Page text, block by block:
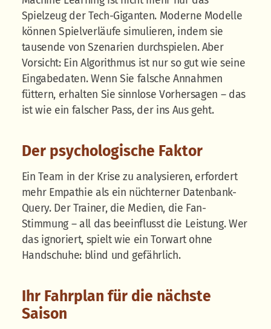
Spielzeug der Tech-Giganten. Moderne Modelle
können Spielverläufe simulieren, indem sie
tausende von Szenarien durchspielen. Aber
Vorsicht: Ein Algorithmus ist nur so gut wie seine
Eingabedaten. Wenn Sie falsche Annahmen
füttern, erhalten Sie sinnlose Vorhersagen – das
ist wie ein falscher Pass, der ins Aus geht.
Der psychologische Faktor
Ein Team in der Krise zu analysieren, erfordert
mehr Empathie als ein nüchterner Datenbank-
Query. Der Trainer, die Medien, die Fan-
Stimmung – all das beeinflusst die Leistung. Wer
das ignoriert, spielt wie ein Torwart ohne
Handschuhe: blind und gefährlich.
Ihr Fahrplan für die nächste
Saison